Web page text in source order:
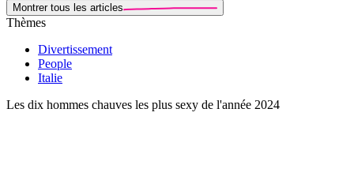
Montrer tous les articles
Thèmes
Divertissement
People
Italie
Les dix hommes chauves les plus sexy de l'année 2024